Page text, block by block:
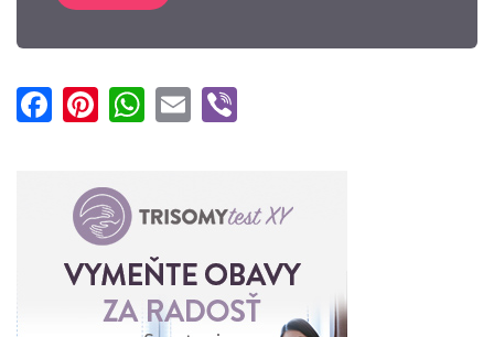
Facebook
Pinterest
WhatsApp
Email